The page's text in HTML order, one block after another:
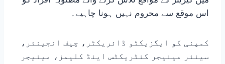
اس موقع سے محروم نہیں ہونا چاہیے۔
کمپنی کو ایگزیکٹو ڈائریکٹر، چیف انجینئر،
سینئر مینیجر کنٹریکٹس اینڈ کلیمز، مینیجر